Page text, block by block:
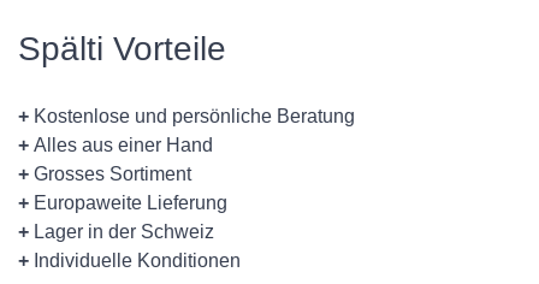
Spälti Vorteile
+ Kostenlose und persönliche Beratung
+ Alles aus einer Hand
+ Grosses Sortiment
+ Europaweite Lieferung
+ Lager in der Schweiz
+ Individuelle Konditionen